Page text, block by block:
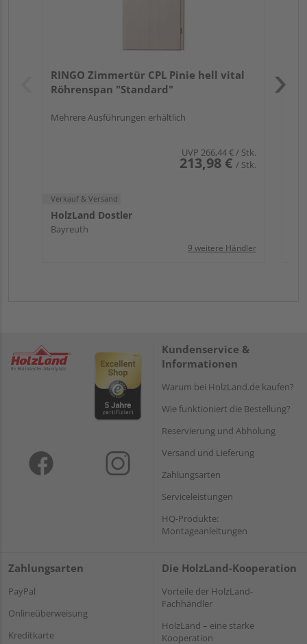
RINGO Zimmertür CPL Pinie hell vital
Röhrenspan "Standard"
Mehrere Ausführungen erhältlich
UVP 266,44 €/ Stk.
213,98 € / Stk.
Verkauf & Versand
HolzLand Dostler
Bayreuth
9 weitere Händler
Kundenservice &
Informationen
Warum bei HolzLand.de kaufen?
Wie funktioniert die Bestellung?
Reservierung und Abholung
Versand und Lieferung
Zahlungsarten
Serviceleistungen
HQ-Produkte:
Montageanleitungen
Zahlungsarten
PayPal
Onlineüberweisung
Kreditkarte
Die HolzLand-Kooperation
Vorteile der HolzLand-
Fachhändler
HolzLand – eine starke
Kooperation